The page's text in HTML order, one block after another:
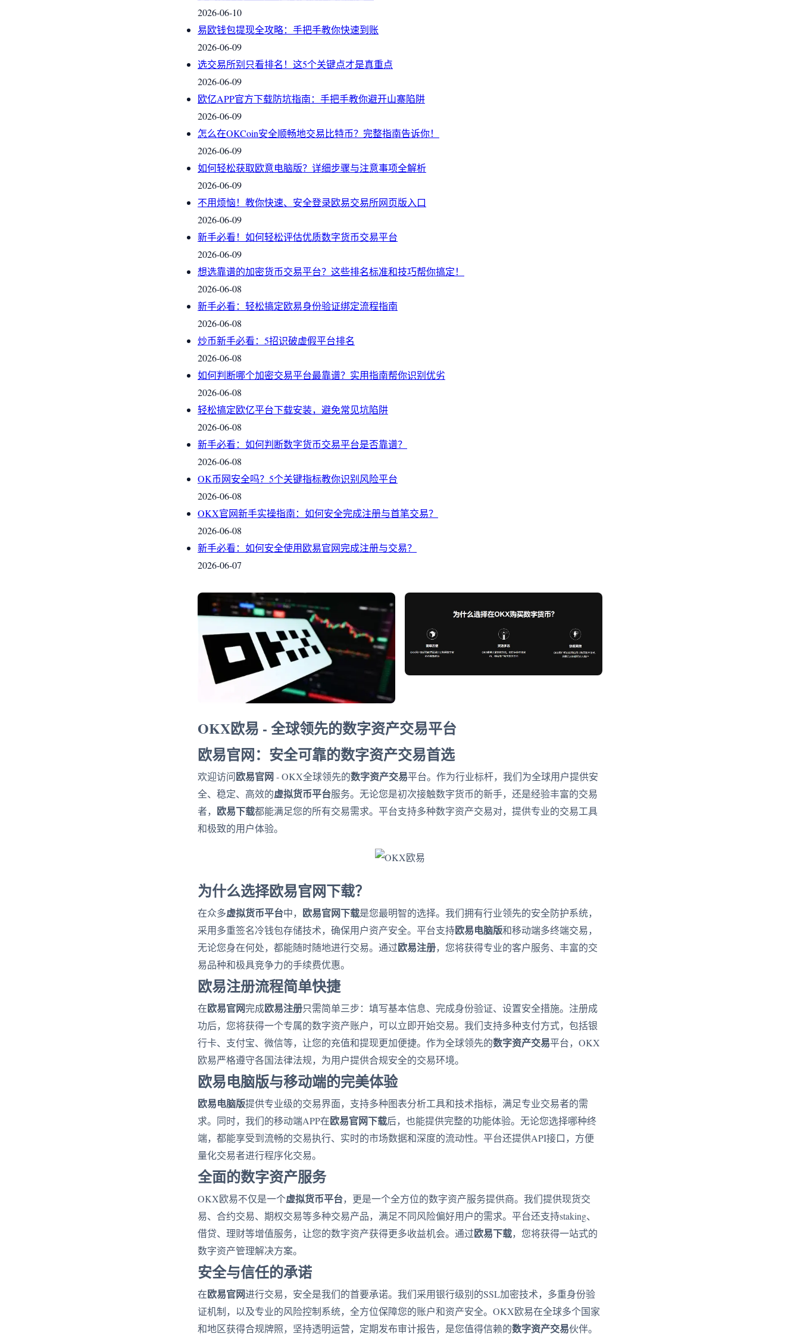
2026-06-10
易欧钱包提现全攻略：手把手教你快速到账
2026-06-09
选交易所别只看排名！这5个关键点才是真重点
2026-06-09
欧亿APP官方下载防坑指南：手把手教你避开山寨陷阱
2026-06-09
怎么在OKCoin安全顺畅地交易比特币？完整指南告诉你！
2026-06-09
如何轻松获取欧意电脑版？详细步骤与注意事项全解析
2026-06-09
不用烦恼！教你快速、安全登录欧易交易所网页版入口
2026-06-09
新手必看！如何轻松评估优质数字货币交易平台
2026-06-09
想选靠谱的加密货币交易平台？这些排名标准和技巧帮你搞定！
2026-06-08
新手必看：轻松搞定欧易身份验证绑定流程指南
2026-06-08
炒币新手必看：5招识破虚假平台排名
2026-06-08
如何判断哪个加密交易平台最靠谱？实用指南帮你识别优劣
2026-06-08
轻松搞定欧亿平台下载安装，避免常见坑陷阱
2026-06-08
新手必看：如何判断数字货币交易平台是否靠谱？
2026-06-08
OK币网安全吗？5个关键指标教你识别风险平台
2026-06-08
OKX官网新手实操指南：如何安全完成注册与首笔交易？
2026-06-08
新手必看：如何安全使用欧易官网完成注册与交易？
2026-06-07
OKX欧易 - 全球领先的数字资产交易平台
欧易官网：安全可靠的数字资产交易首选
欢迎访问欧易官网- OKX全球领先的数字资产交易平台。作为行业标杆，我们为全球用户提供安
全、稳定、高效的虚拟货币平台服务。无论您是初次接触数字货币的新手，还是经验丰富的交易
者， 欧易下载都能满足您的所有交易需求。平台支持多种数字资产交易对，提供专业的交易工具
和极致的用户体验。
为什么选择欧易官网下载？
在众多虚拟货币平台中， 欧易官网下载是您最明智的选择。我们拥有行业领先的安全防护系统，
采用多重签名冷钱包存储技术，确保用户资产安全。平台支持欧易电脑版和移动端多终端交易，
无论您身在何处，都能随时随地进行交易。通过欧易注册，您将获得专业的客户服务、丰富的交
易品种和极具竞争力的手续费优惠。
欧易注册流程简单快捷
在欧易官网完成欧易注册只需简单三步：填写基本信息、完成身份验证、设置安全措施。注册成
功后，您将获得一个专属的数字资产账户，可以立即开始交易。我们支持多种支付方式，包括银
行卡、支付宝、微信等，让您的充值和提现更加便捷。作为全球领先的数字资产交易平台，OKX
欧易严格遵守各国法律法规，为用户提供合规安全的交易环境。
欧易电脑版与移动端的完美体验
欧易电脑版提供专业级的交易界面，支持多种图表分析工具和技术指标，满足专业交易者的需
求。同时，我们的移动端APP在欧易官网下载后，也能提供完整的功能体验。无论您选择哪种终
端，都能享受到流畅的交易执行、实时的市场数据和深度的流动性。平台还提供API接口，方便
量化交易者进行程序化交易。
全面的数字资产服务
OKX欧易不仅是一个虚拟货币平台，更是一个全方位的数字资产服务提供商。我们提供现货交
易、合约交易、期权交易等多种交易产品，满足不同风险偏好用户的需求。平台还支持staking、
借贷、理财等增值服务，让您的数字资产获得更多收益机会。通过欧易下载，您将获得一站式的
数字资产管理解决方案。
安全与信任的承诺
在欧易官网进行交易，安全是我们的首要承诺。我们采用银行级别的SSL加密技术，多重身份验
证机制，以及专业的风险控制系统，全方位保障您的账户和资产安全。OKX欧易在全球多个国家
和地区获得合规牌照，坚持透明运营，定期发布审计报告，是您值得信赖的数字资产交易伙伴。